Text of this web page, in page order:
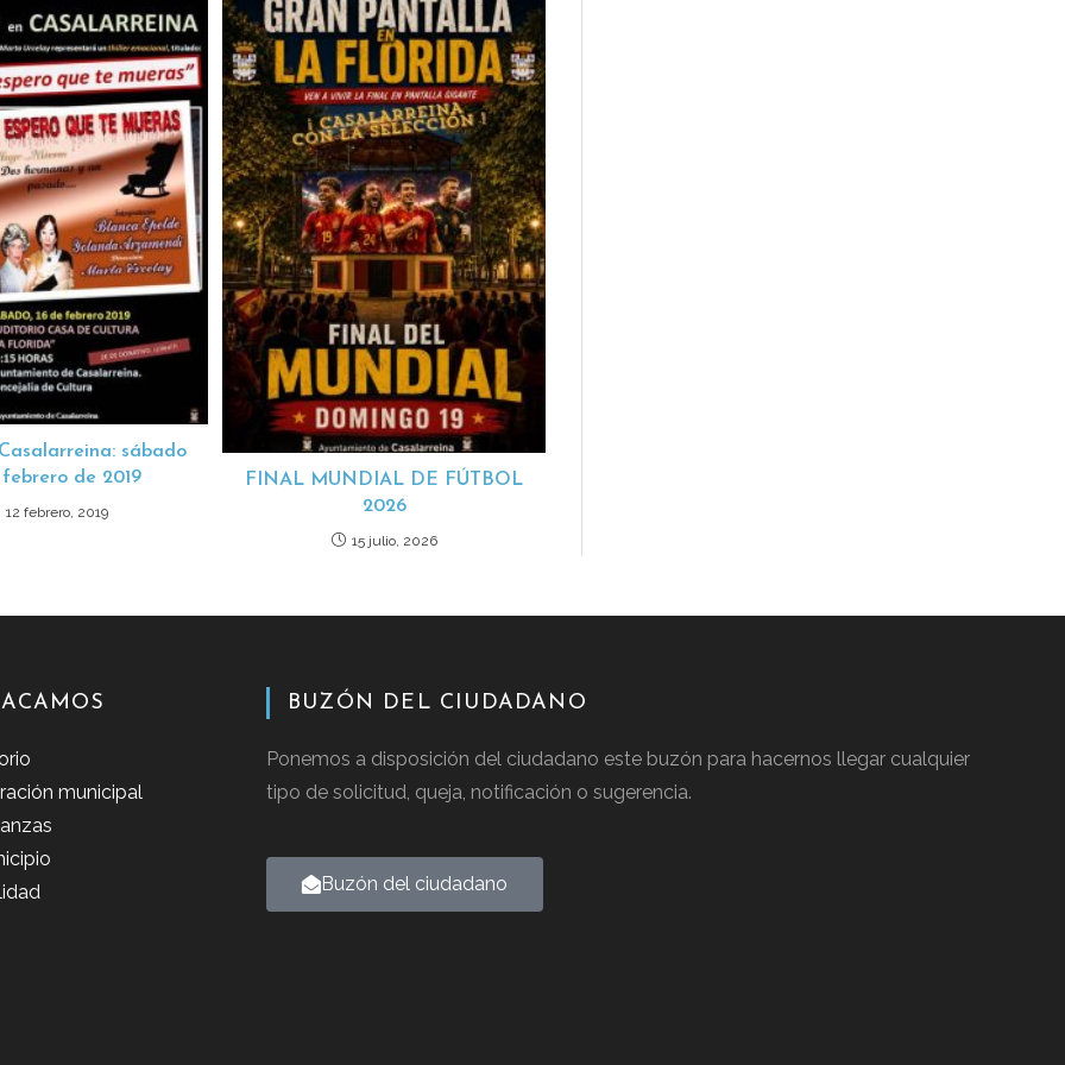
sábado
febrero de 2019
12 febrero, 2019
FINAL MUNDIAL DE FÚTBOL
2026
15 julio, 2026
municipal
BUZÓN DEL CIUDADANO
Ponemos a disposición del ciudadano este buzón para hacernos llegar cualquier
tipo de solicitud, queja, notificación o sugerencia.
Buzón del ciudadano